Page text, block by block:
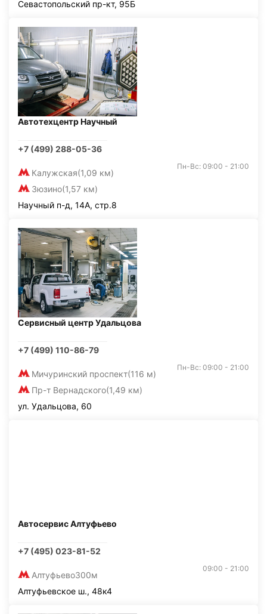
Севастопольский пр-кт, 95Б
Автотехцентр Научный
+7 (499) 288-05-36
Калужская(1,09 км)
Зюзино(1,57 км)
Пн-Вс: 09:00 - 21:00
Научный п-д, 14А, стр.8
Сервисный центр Удальцова
+7 (499) 110-86-79
Мичуринский проспект(116 м)
Пр-т Вернадского(1,49 км)
Пн-Вс: 09:00 - 21:00
ул. Удальцова, 60
Автосервис Алтуфьево
+7 (495) 023-81-52
Алтуфьево300м
09:00 - 21:00
Алтуфьевское ш., 48к4